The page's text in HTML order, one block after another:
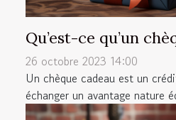
Qu’est-ce qu’un
26 octobre 2023 14:00
Un chèque cadeau est un
échanger un avantage nature